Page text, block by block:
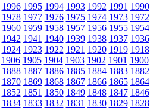
1996 1995 1994 1993 1992 1991 1990
1978 1977 1976 1975 1974 1973 1972
1960 1959 1958 1957 1956 1955 1954
1942 1941 1940 1939 1938 1937 1936
1924 1923 1922 1921 1920 1919 1918
1906 1905 1904 1903 1902 1901 1900
1888 1887 1886 1885 1884 1883 1882
1870 1869 1868 1867 1866 1865 1864
1852 1851 1850 1849 1848 1847 1846
1834 1833 1832 1831 1830 1829 1828